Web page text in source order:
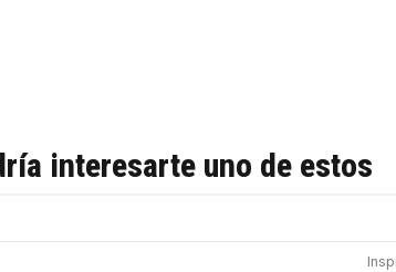
interesarte uno de estos